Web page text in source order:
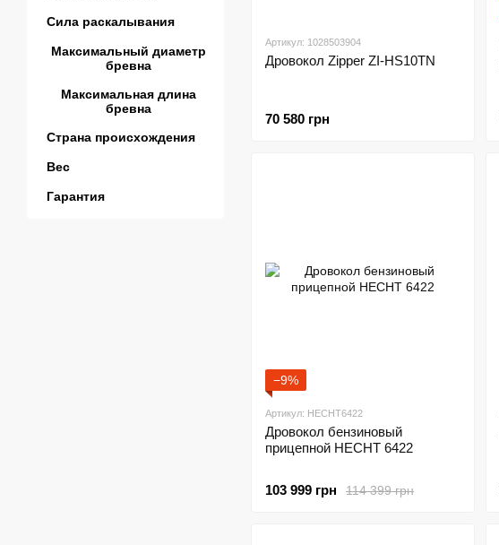
Артикул: 1028503904
Дровокол Zipper ZI-HS10TN
70 580 грн
−9%
Артикул: HECHT6422
Дровокол бензиновый
прицепной HECHT 6422
114 399 грн
103 999 грн
Сила раскалывания
Максимальный диаметр
бревна
Максимальная длина
бревна
Страна происхождения
Вес
Гарантия